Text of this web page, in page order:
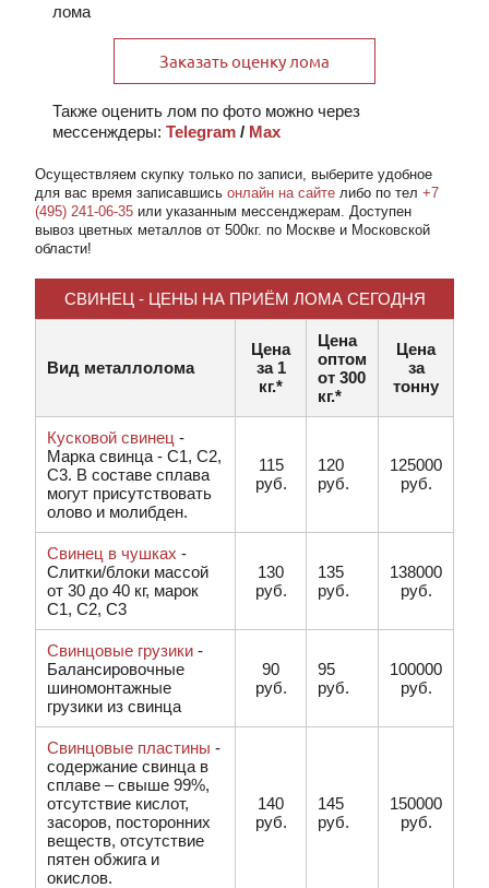
лома
Заказать оценку лома
Также оценить лом по фото можно через
мессенждеры: Telegram / Max
Осуществляем скупку только по записи, выберите удобное
для вас время записавшись онлайн на сайте либо по тел +7
(495) 241-06-35 или указанным мессенджерам. Доступен
вывоз цветных металлов от 500кг. по Москве и Московской
области!
СВИНЕЦ - ЦЕНЫ НА ПРИЁМ ЛОМА СЕГОДНЯ
Вид металлолома
Цена
за 1
кг.*
Цена
оптом
от 300
кг.*
Цена
за
тонну
Кусковой свинец -
Марка свинца - С1, C2,
C3. В составе сплава
могут присутствовать
олово и молибден.
115
руб.
120
руб.
125000
руб.
Свинец в чушках -
Слитки/блоки массой
от 30 до 40 кг, марок
C1, C2, C3
130
руб.
135
руб.
138000
руб.
Свинцовые грузики -
Балансировочные
шиномонтажные
грузики из свинца
90
руб.
95
руб.
100000
руб.
Свинцовые пластины -
содержание свинца в
сплаве – свыше 99%,
отсутствие кислот,
засоров, посторонних
веществ, отсутствие
пятен обжига и
окислов.
140
руб.
145
руб.
150000
руб.